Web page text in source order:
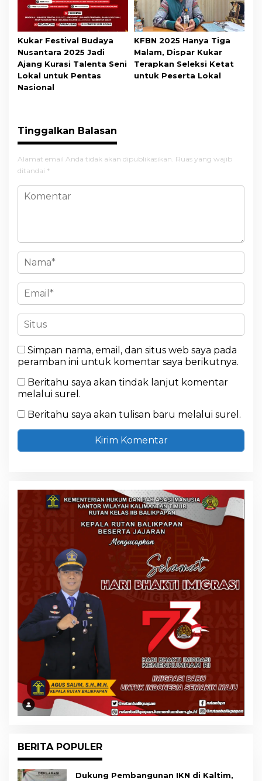
Kukar Festival Budaya
Nusantara 2025 Jadi
Ajang Kurasi Talenta Seni
Lokal untuk Pentas
Nasional
KFBN 2025 Hanya Tiga
Malam, Dispar Kukar
Terapkan Seleksi Ketat
untuk Peserta Lokal
Tinggalkan Balasan
Alamat email Anda tidak akan dipublikasikan. Ruas yang wajib
ditandai *
Simpan nama, email, dan situs web saya pada
peramban ini untuk komentar saya berikutnya.
Beritahu saya akan tindak lanjut komentar
melalui surel.
Beritahu saya akan tulisan baru melalui surel.
BERITA POPULER
Dukung Pembangunan IKN di Kaltim,